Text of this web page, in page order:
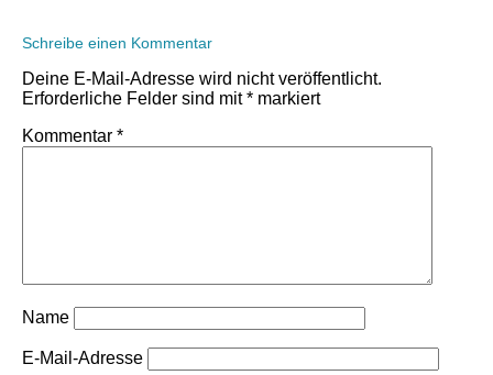
Schreibe einen Kommentar
Deine E-Mail-Adresse wird nicht veröffentlicht.
Erforderliche Felder sind mit* markiert
Kommentar *
Name
E-Mail-Adresse